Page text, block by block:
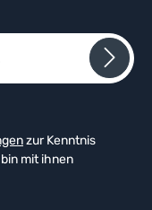
zur Kenntnis
mit ihnen